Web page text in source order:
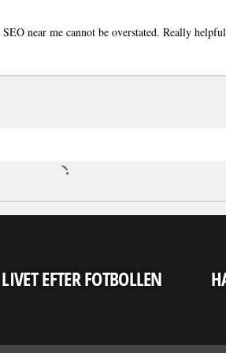
SEO near me cannot be overstated. Really
LIVET EFTER FOTBOLLEN